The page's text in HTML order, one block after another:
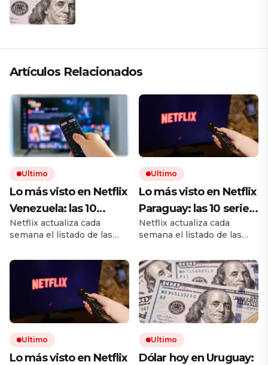
Artículos Relacionados
Ultimo
Lo más visto en Netflix
Venezuela: las 10
series más exitosas
del momento, con “El
otro padre: temporada
1” a la cabeza
Netflix actualiza cada
semana el listado de las
Venezuela. Hay un amplio
catálogo de historias para
maratonear, entre estrenos
recientes y clásicos de
Ultimo
Lo más visto en Netflix
Paraguay: las 10 series
más exitosas del
momento, con “El otro
padre: temporada 1” a
la cabeza
Netflix actualiza cada
semana el listado de las
Paraguay. Hay un amplio
catálogo de historias para
maratonear, entre estrenos
recientes y clásicos de
siempre.
Ultimo
Lo más visto en Netflix
Ultimo
Dólar hoy en Uruguay: